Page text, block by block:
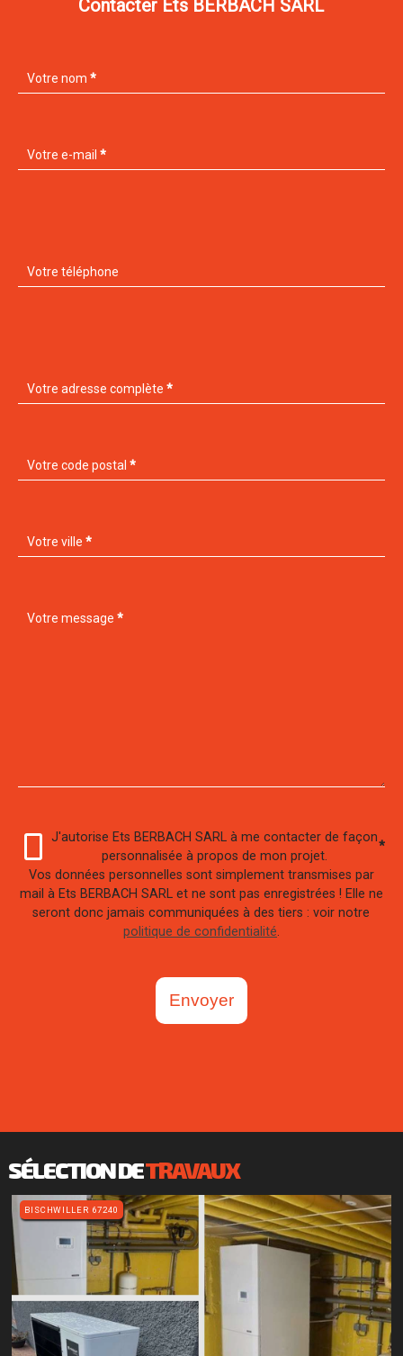
Contacter Ets BERBACH SARL
Votre nom *
Votre e-mail *
Votre téléphone
Votre adresse complète *
Votre code postal *
Votre ville *
Votre message *
J'autorise Ets BERBACH SARL à me contacter de façon
personnalisée à propos de mon projet.
*
Vos données personnelles sont simplement transmises par
mail à Ets BERBACH SARL et ne sont pas enregistrées ! Elle ne
seront donc jamais communiquées à des tiers : voir notre
politique de confidentialité.
Envoyer
SÉLECTION DETRAVAUX
BISCHWILLER 67240